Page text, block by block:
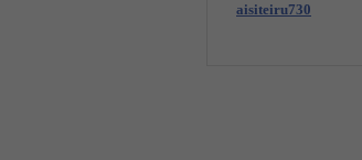
aisiteiru730